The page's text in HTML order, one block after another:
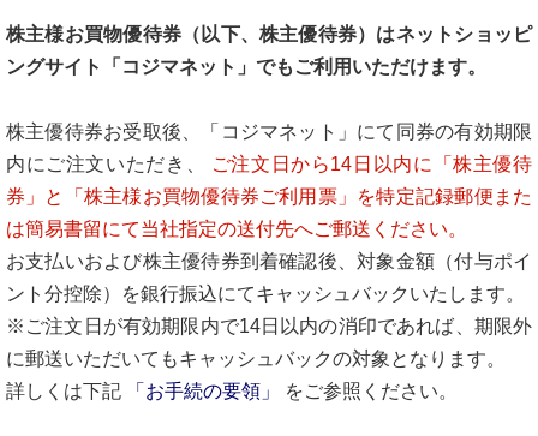
株主様お買物優待券（以下、株主優待券）はネットショッピ
ングサイト「コジマネット」でもご利用いただけます。
株主優待券お受取後、「コジマネット」にて同券の有効期限
内にご注文いただき、
ご注文日から14日以内に「株主優待
券」と「株主様お買物優待券ご利用票」を特定記録郵便また
は簡易書留にて当社指定の送付先へご郵送ください。
お支払いおよび株主優待券到着確認後、対象金額（付与ポイ
ント分控除）を銀行振込にてキャッシュバックいたします。
※ご注文日が有効期限内で14日以内の消印であれば、期限外
に郵送いただいてもキャッシュバックの対象となります。
詳しくは下記
「お手続の要領」 をご参照ください。